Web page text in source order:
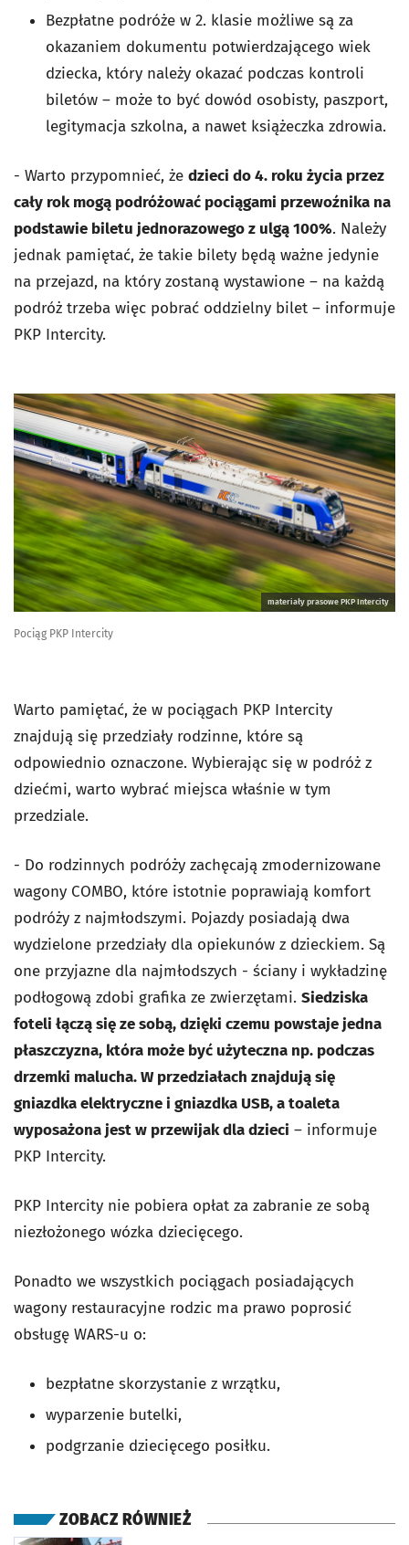
Bezpłatne podróże w 2. klasie możliwe są za
okazaniem dokumentu potwierdzającego wiek
dziecka, który należy okazać podczas kontroli
biletów – może to być dowód osobisty, paszport,
legitymacja szkolna, a nawet książeczka zdrowia.
- Warto przypomnieć, że dzieci do 4. roku życia przez
cały rok mogą podróżować pociągami przewoźnika na
podstawie biletu jednorazowego z ulgą 100%. Należy
jednak pamiętać, że takie bilety będą ważne jedynie
na przejazd, na który zostaną wystawione – na każdą
podróż trzeba więc pobrać oddzielny bilet – informuje
PKP Intercity.
materiały prasowe PKP Intercity
Pociąg PKP Intercity
Warto pamiętać, że w pociągach PKP Intercity
znajdują się przedziały rodzinne, które są
odpowiednio oznaczone. Wybierając się w podróż z
dziećmi, warto wybrać miejsca właśnie w tym
przedziale.
- Do rodzinnych podróży zachęcają zmodernizowane
wagony COMBO, które istotnie poprawiają komfort
podróży z najmłodszymi. Pojazdy posiadają dwa
wydzielone przedziały dla opiekunów z dzieckiem. Są
one przyjazne dla najmłodszych - ściany i wykładzinę
podłogową zdobi grafika ze zwierzętami. Siedziska
foteli łączą się ze sobą, dzięki czemu powstaje jedna
płaszczyzna, która może być użyteczna np. podczas
drzemki malucha. W przedziałach znajdują się
gniazdka elektryczne i gniazdka USB, a toaleta
wyposażona jest w przewijak dla dzieci – informuje
PKP Intercity.
PKP Intercity nie pobiera opłat za zabranie ze sobą
niezłożonego wózka dziecięcego.
Ponadto we wszystkich pociągach posiadających
wagony restauracyjne rodzic ma prawo poprosić
obsługę WARS-u o:
bezpłatne skorzystanie z wrzątku,
wyparzenie butelki,
podgrzanie dziecięcego posiłku.
ZOBACZ RÓWNIEŻ